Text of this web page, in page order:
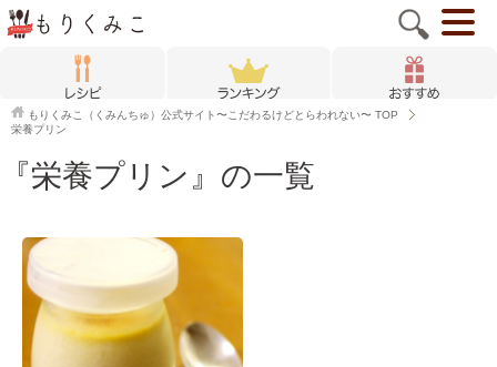
もりくみこ（くみんちゅ）公式サイト〜こだわるけどとらわれない〜 TOP
栄養プリン
『栄養プリン』の一覧